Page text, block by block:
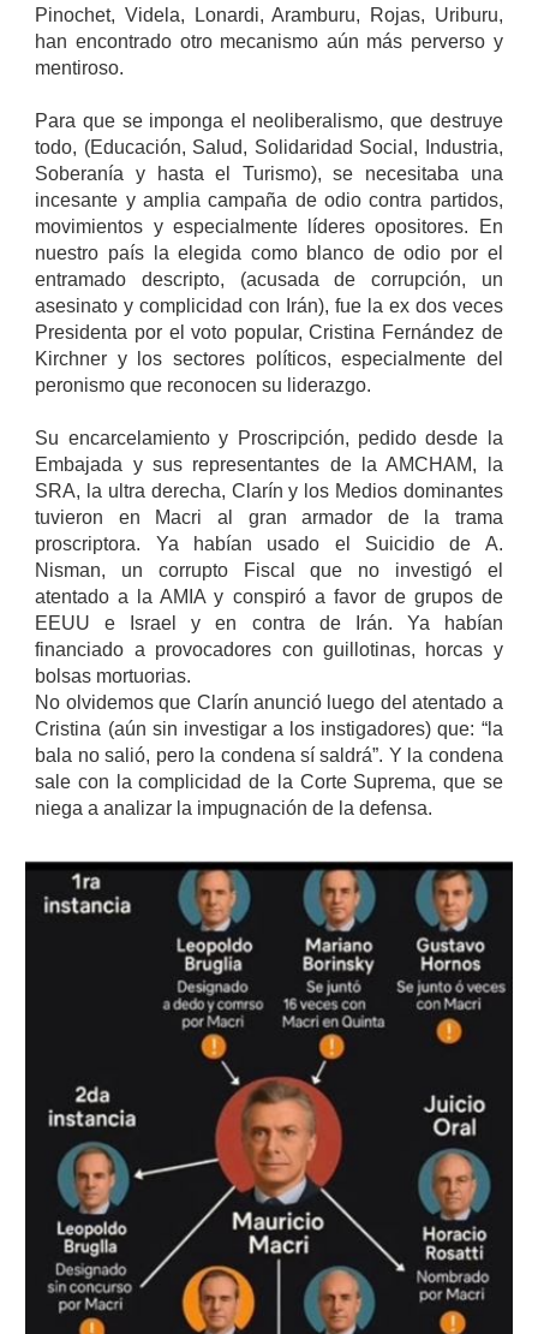
Pinochet, Videla, Lonardi, Aramburu, Rojas, Uriburu,
han encontrado otro mecanismo aún más perverso y
mentiroso.
Para que se imponga el neoliberalismo, que destruye
todo, (Educación, Salud, Solidaridad Social, Industria,
Soberanía y hasta el Turismo), se necesitaba una
incesante y amplia campaña de odio contra partidos,
movimientos y especialmente líderes opositores. En
nuestro país la elegida como blanco de odio por el
entramado descripto, (acusada de corrupción, un
asesinato y complicidad con Irán), fue la ex dos veces
Presidenta por el voto popular, Cristina Fernández de
Kirchner y los sectores políticos, especialmente del
peronismo que reconocen su liderazgo.
Su encarcelamiento y Proscripción, pedido desde la
Embajada y sus representantes de la AMCHAM, la
SRA, la ultra derecha, Clarín y los Medios dominantes
tuvieron en Macri al gran armador de la trama
proscriptora. Ya habían usado el Suicidio de A.
Nisman, un corrupto Fiscal que no investigó el
atentado a la AMIA y conspiró a favor de grupos de
EEUU e Israel y en contra de Irán. Ya habían
financiado a provocadores con guillotinas, horcas y
bolsas mortuorias.
No olvidemos que Clarín anunció luego del atentado a
Cristina (aún sin investigar a los instigadores) que: “la
bala no salió, pero la condena sí saldrá”. Y la condena
sale con la complicidad de la Corte Suprema, que se
niega a analizar la impugnación de la defensa.